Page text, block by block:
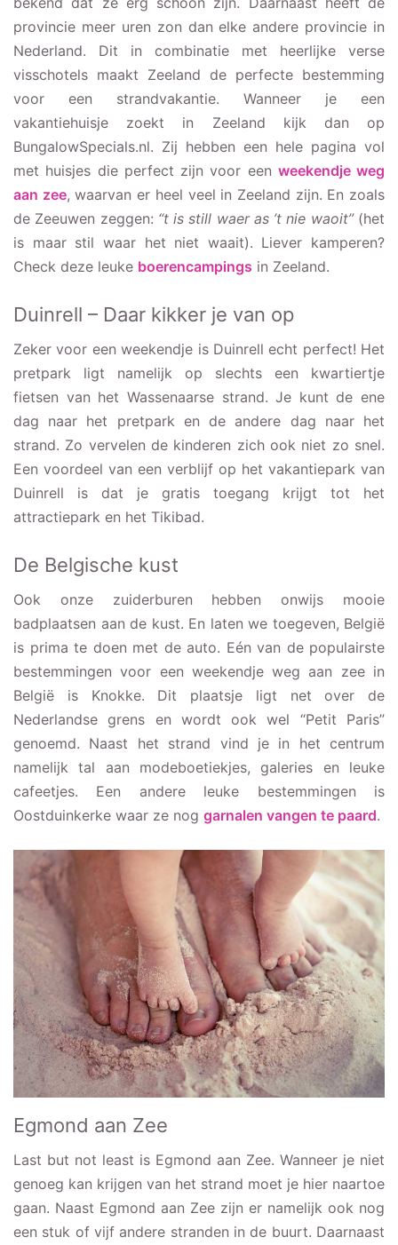
provincie meer uren zon dan elke andere provincie in
Nederland. Dit in combinatie met heerlijke verse
visschotels maakt Zeeland de perfecte bestemming
voor een strandvakantie. Wanneer je een
vakantiehuisje zoekt in Zeeland kijk dan op
BungalowSpecials.nl. Zij hebben een hele pagina vol
met huisjes die perfect zijn voor een weekendje weg
aan zee, waarvan er heel veel in Zeeland zijn. En zoals
de Zeeuwen zeggen: “t is still waer as ’t nie waoit”(het
is maar stil waar het niet waait). Liever kamperen?
Check deze leuke boerencampings in Zeeland.
Duinrell – Daar kikker je van op
Zeker voor een weekendje is Duinrell echt perfect! Het
pretpark ligt namelijk op slechts een kwartiertje
fietsen van het Wassenaarse strand. Je kunt de ene
dag naar het pretpark en de andere dag naar het
strand. Zo vervelen de kinderen zich ook niet zo snel.
Een voordeel van een verblijf op het vakantiepark van
Duinrell is dat je gratis toegang krijgt tot het
attractiepark en het Tikibad.
De Belgische kust
Ook onze zuiderburen hebben onwijs mooie
badplaatsen aan de kust. En laten we toegeven, België
is prima te doen met de auto. Eén van de populairste
bestemmingen voor een weekendje weg aan zee in
België is Knokke. Dit plaatsje ligt net over de
Nederlandse grens en wordt ook wel “Petit Paris”
genoemd. Naast het strand vind je in het centrum
namelijk tal aan modeboetiekjes, galeries en leuke
cafeetjes. Een andere leuke bestemmingen is
Oostduinkerke waar ze nog garnalen vangen te paard.
Egmond aan Zee
Last but not least is Egmond aan Zee. Wanneer je niet
genoeg kan krijgen van het strand moet je hier naartoe
gaan. Naast Egmond aan Zee zijn er namelijk ook nog
een stuk of vijf andere stranden in de buurt. Daarnaast